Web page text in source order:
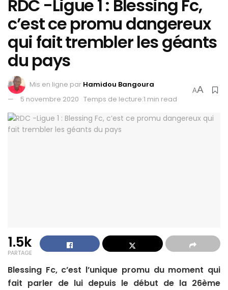
RDC -Ligue 1 : Blessing Fc,
c’est ce promu dangereux
qui fait trembler les géants
du pays
Mis en ligne par Hamidou Bangoura
5 novembre 2020 Temps de lecture:1 min read
AA
1.5k
PARTAGE
Blessing Fc, c’est l’unique promu du moment qui
fait parler de lui depuis le début de la 26ème